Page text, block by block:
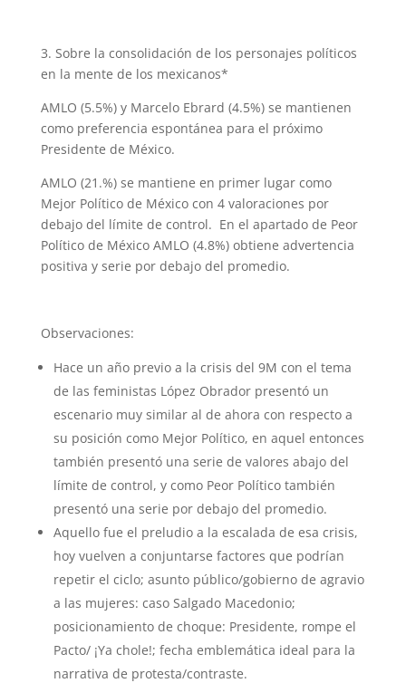
3. Sobre la consolidación de los personajes políticos
en la mente de los mexicanos*
AMLO (5.5%) y Marcelo Ebrard (4.5%) se mantienen
como preferencia espontánea para el próximo
Presidente de México.
AMLO (21.%) se mantiene en primer lugar como
Mejor Político de México con 4 valoraciones por
debajo del límite de control. En el apartado de Peor
Político de México AMLO (4.8%) obtiene advertencia
positiva y serie por debajo del promedio.
Observaciones:
Hace un año previo a la crisis del 9M con el tema
de las feministas López Obrador presentó un
escenario muy similar al de ahora con respecto a
su posición como Mejor Político, en aquel entonces
también presentó una serie de valores abajo del
límite de control, y como Peor Político también
presentó una serie por debajo del promedio.
Aquello fue el preludio a la escalada de esa crisis,
hoy vuelven a conjuntarse factores que podrían
repetir el ciclo; asunto público/gobierno de agravio
a las mujeres: caso Salgado Macedonio;
posicionamiento de choque: Presidente, rompe el
Pacto/ ¡Ya chole!; fecha emblemática ideal para la
narrativa de protesta/contraste.